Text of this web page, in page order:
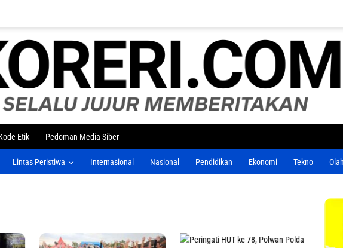
Etik Pedoman Media Siber
Lintas Peristiwa Internasional Nasional Pendidikan Ekonomi Tekno